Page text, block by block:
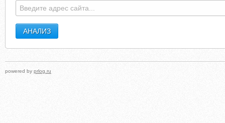
powered by prlog.ru